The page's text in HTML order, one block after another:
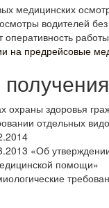
медицинских
водителей
на предрейсовые
здоровья
отдельных
«Об
помощи»